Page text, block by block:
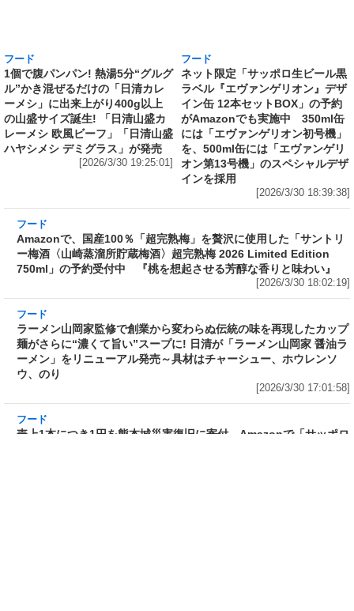
レーメシ 欧風ビーフ」「日清山盛
ハヤシメシ デミグラス」が発売
[2026/3/30 19:25:01]
には「エヴァンゲリオン初号機」
を、500ml缶には「エヴァンゲリ
オン第13号機」のスペシャルデザ
インを採用
[2026/3/30 18:39:38]
フード
Amazonで、国産100％「超完熟梅」を贅沢に使
用した「サントリー梅酒〈山崎蒸溜所貯蔵梅
酒〉超完熟梅 2026 Limited Edition 750ml」の
予約受付中 『桃を想起させる芳醇な香りと味
[2026/3/30 18:02:19]
フード
ラーメン山岡家監修で創業から変わらぬ伝統の
味を再現したカップ麺がさらに“濃くて旨い”ス
ン」をリニューアル発売～具材はチャーシュ
ー、ホウレンソウ、のり
[2026/3/30 17:01:58]
売上1本につき1円を熊本城災害復旧に寄付 Amazonで「サッポロ
生ビール黒ラベル『熊本城復興応援缶』 350ml×24本」が税込
5,180円! 発売から10年、昨年までの累計寄付金額は6,344,952円